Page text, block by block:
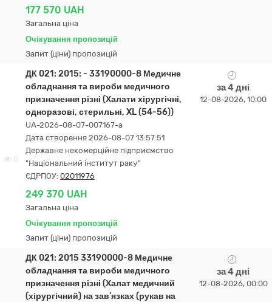
177 570 UAH
Загальна ціна
Очікування пропозицій
Запит (ціни) пропозицій
0
ДК 021: 2015: - 33190000-8 Медичне
обладнання та вироби медичного
призначення різні (Халати хірургічні,
одноразові, стерильні, XL (54-56))
UA-2026-08-07-007167-a
Дата створення 2026-08-07 13:57:51
Державне некомерційне підприємство
"Національний інститут раку"
ЄДРПОУ: 02011976
249 370 UAH
Загальна ціна
Очікування пропозицій
Запит (ціни) пропозицій
за 4 дні
12-08-2026, 10:00
ДК 021: 2015 33190000-8 Медичне
обладнання та вироби медичного
призначення різні (Халат медичний
(хірургічний) на зав’язках (рукав на
за 4 дні
12-08-2026, 00:00